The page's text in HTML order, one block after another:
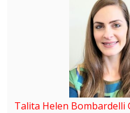
Talita Helen Bombardelli